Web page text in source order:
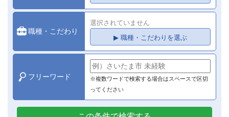
職種・こだわり
選択されていません
▶ 職種・こだわりを選ぶ
フリーワード
※複数ワードで検索する場合はスペースで区切
ってください